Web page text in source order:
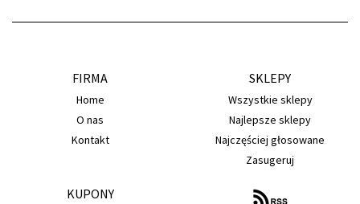
FIRMA
Home
O nas
Kontakt
SKLEPY
Wszystkie sklepy
Najlepsze sklepy
Najczęściej głosowane
Zasugeruj
KUPONY